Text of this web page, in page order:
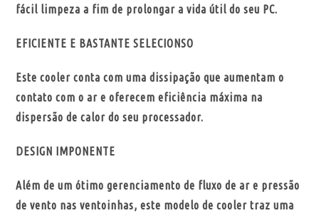
fácil limpeza a fim de prolongar a vida útil do seu PC.
EFICIENTE E BASTANTE SELECIONSO
Este cooler conta com uma dissipação que aumentam o
contato com o ar e oferecem eficiência máxima na
dispersão de calor do seu processador.
DESIGN IMPONENTE
Além de um ótimo gerenciamento de fluxo de ar e pressão
de vento nas ventoinhas, este modelo de cooler traz uma